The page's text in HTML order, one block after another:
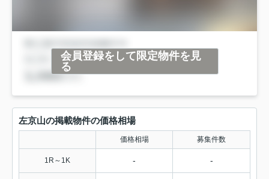
会員登録をして限定物件を見
る
左京山の掲載物件の価格相場
価格相場 募集件数
1R～1K - -